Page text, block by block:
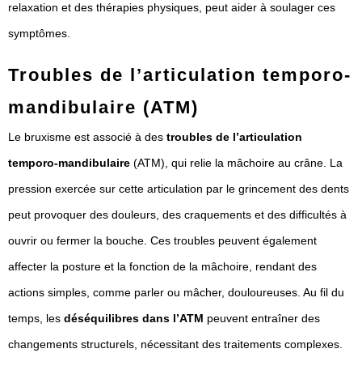
relaxation et des thérapies physiques, peut aider à soulager ces
symptômes.
Troubles de l’articulation temporo-
mandibulaire (ATM)
Le bruxisme est associé à des troubles de l’articulation
temporo-mandibulaire (ATM), qui relie la mâchoire au crâne. La
pression exercée sur cette articulation par le grincement des dents
peut provoquer des douleurs, des craquements et des difficultés à
ouvrir ou fermer la bouche. Ces troubles peuvent également
affecter la posture et la fonction de la mâchoire, rendant des
actions simples, comme parler ou mâcher, douloureuses. Au fil du
temps, les déséquilibres dans l’ATM peuvent entraîner des
changements structurels, nécessitant des traitements complexes.